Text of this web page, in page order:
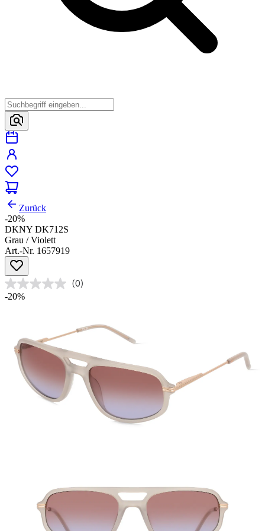
Zurück
-20%
DKNY DK712S
Grau / Violett
Art.-Nr. 1657919
(0)
-20%